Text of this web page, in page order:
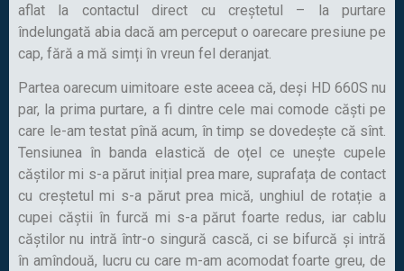
aflat la contactul direct cu creștetul – la purtare
îndelungată abia dacă am perceput o oarecare presiune pe
cap, fără a mă simți în vreun fel deranjat.
Partea oarecum uimitoare este aceea că, deși HD 660S nu
par, la prima purtare, a fi dintre cele mai comode căști pe
care le-am testat pînă acum, în timp se dovedește că sînt.
Tensiunea în banda elastică de oțel ce unește cupele
căștilor mi s-a părut inițial prea mare, suprafața de contact
cu creștetul mi s-a părut prea mică, unghiul de rotație a
cupei căștii în furcă mi s-a părut foarte redus, iar cablu
căștilor nu intră într-o singură cască, ci se bifurcă și intră
în amîndouă, lucru cu care m-am acomodat foarte greu, de